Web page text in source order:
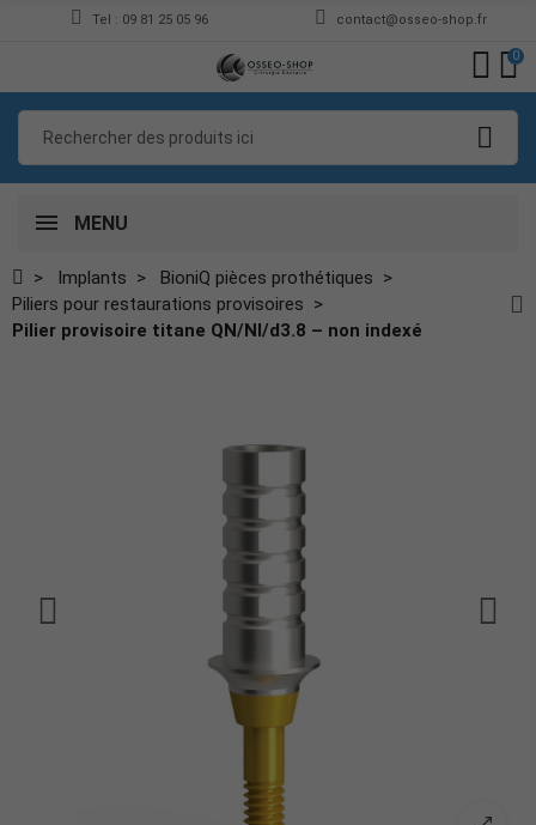
Tel : 09 81 25 05 96 contact@osseo-shop.fr
0
MENU
Implants
BioniQ pièces prothétiques
Piliers pour restaurations provisoires
Pilier provisoire titane QN/NI/d3.8 – non indexé